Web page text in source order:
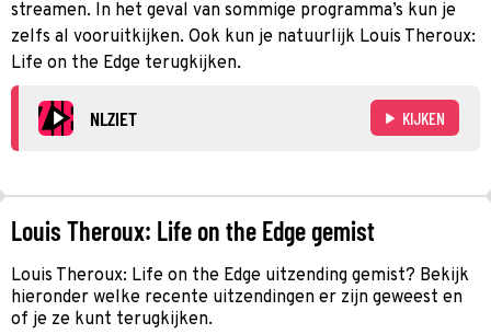
streamen. In het geval van sommige programma’s kun je
zelfs al vooruitkijken. Ook kun je natuurlijk Louis Theroux:
Life on the Edge terugkijken.
NLZIET KIJKEN
Louis Theroux: Life on the Edge gemist
Louis Theroux: Life on the Edge uitzending gemist? Bekijk
hieronder welke recente uitzendingen er zijn geweest en
of je ze kunt terugkijken.